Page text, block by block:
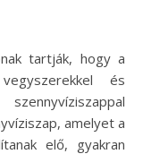
és
amelyet a
elő, gyakran